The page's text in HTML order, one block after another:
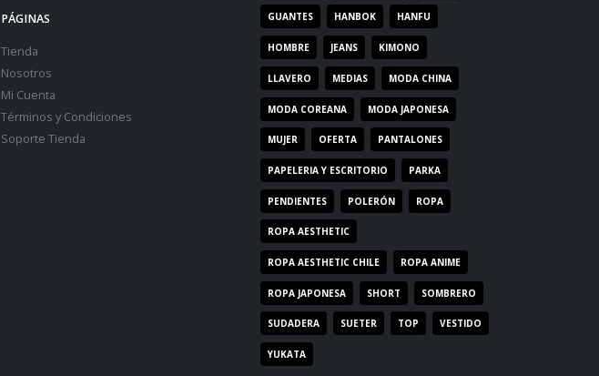
PÁGINAS
Tienda
Nosotros
Mi Cuenta
Términos y Condiciones
Soporte Tienda
GUANTES HANBOK HANFU
HOMBRE JEANS KIMONO
LLAVERO MEDIAS MODA CHINA
MODA COREANA MODA JAPONESA
MUJER OFERTA PANTALONES
PAPELERIA Y ESCRITORIO PARKA
PENDIENTES POLERÓN ROPA
ROPA AESTHETIC
ROPA AESTHETIC CHILE ROPA ANIME
ROPA JAPONESA SHORT SOMBRERO
SUDADERA SUETER TOP VESTIDO
YUKATA